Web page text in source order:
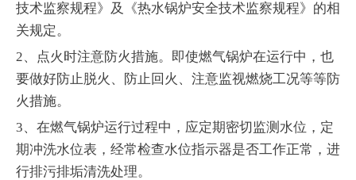
技术监察规程》及《热水锅炉安全技术监察规程》的相
关规定。
2、点火时注意防火措施。即使燃气锅炉在运行中，也
要做好防止脱火、防止回火、注意监视燃烧工况等等防
火措施。
3、在燃气锅炉运行过程中，应定期密切监测水位，定
期冲洗水位表，经常检查水位指示器是否工作正常，进
行排污排垢清洗处理。